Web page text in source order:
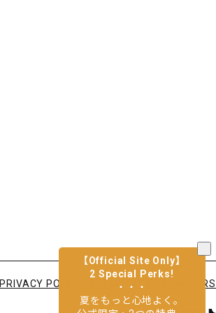
PRIVACY POLICY CONTACT US CAREERS
【Official Site Only】
2 Special Perks!
・・・
夏をもっと心地よく。